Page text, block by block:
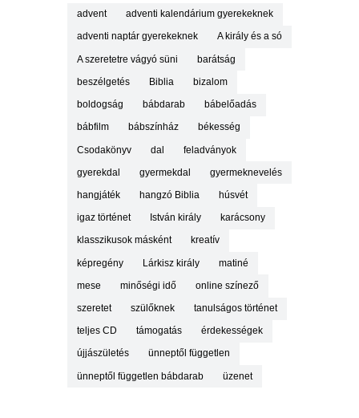
advent adventi kalendárium gyerekeknek
adventi naptár gyerekeknek A király és a só
A szeretetre vágyó süni barátság
beszélgetés Biblia bizalom
boldogság bábdarab bábelőadás
bábfilm bábszínház békesség
Csodakönyv dal feladványok
gyerekdal gyermekdal gyermeknevelés
hangjáték hangzó Biblia húsvét
igaz történet István király karácsony
klasszikusok másként kreatív
képregény Lárkisz király matiné
mese minőségi idő online színező
szeretet szülőknek tanulságos történet
teljes CD támogatás érdekességek
újjászületés ünneptől független
ünneptől független bábdarab üzenet